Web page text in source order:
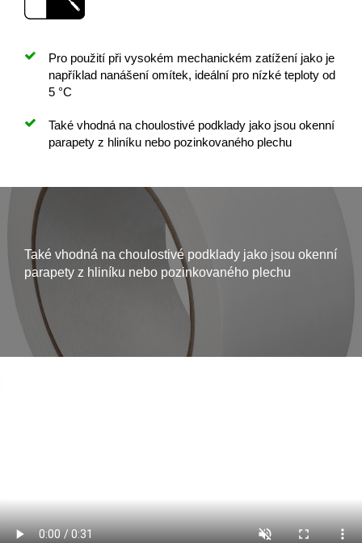
Pro použití při vysokém mechanickém zatížení jako je
například nanášení omítek, ideální pro nízké teploty od
5 °C
Také vhodná na choulostivé podklady jako jsou okenní
parapety z hliníku nebo pozinkovaného plechu
Také vhodná na choulostivé podklady jako jsou okenní
parapety z hliníku nebo pozinkovaného plechu